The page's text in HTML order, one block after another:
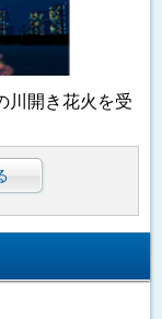
川開き花火を受